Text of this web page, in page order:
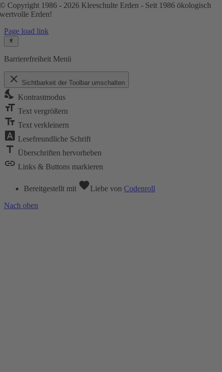
© Copyright 1986 - 2026 Kleeschulte Erden - Seit 1986 ökologisch
wertvolle Erden!
Page load link
Barrierefreiheit Menü
close Sichtbarkeit der Toolbar umschalten
nights_stay Kontrastmodus
format_size Text vergrößern
text_fields Text verkleinern
font_download Lesefreundliche Schrift
title Überschriften hervorheben
link Links & Buttons markieren
Bereitgestellt mit favoriteLiebe von Codenroll
Nach oben